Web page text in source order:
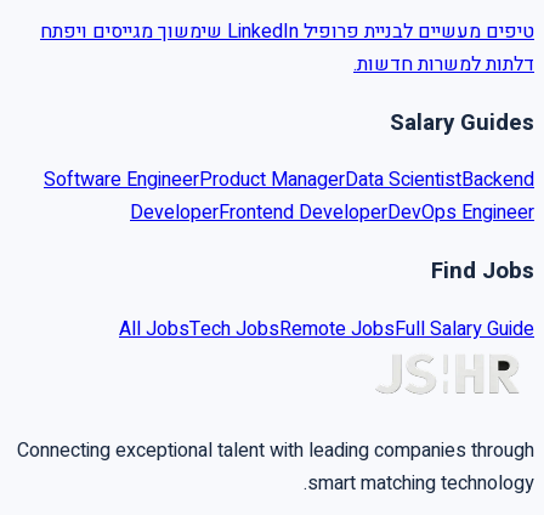
טיפים מעשיים לבניית פרופיל LinkedIn שימשוך מגייסים ויפתח
דלתות למשרות חדשות.
Salary Guides
Software EngineerProduct ManagerData ScientistBackend
DeveloperFrontend DeveloperDevOps Engineer
Find Jobs
All JobsTech JobsRemote JobsFull Salary Guide
Connecting exceptional talent with leading companies through
smart matching technology.